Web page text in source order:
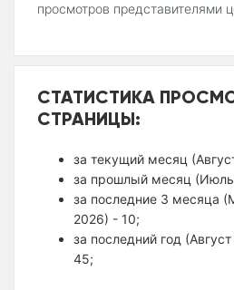
просмотров представителями
СТАТИСТИКА
СТРАНИЦЫ:
за текущий месяц
за прошлый месяц
за последние 3 месяца
2026) - 10;
за последний год
45;